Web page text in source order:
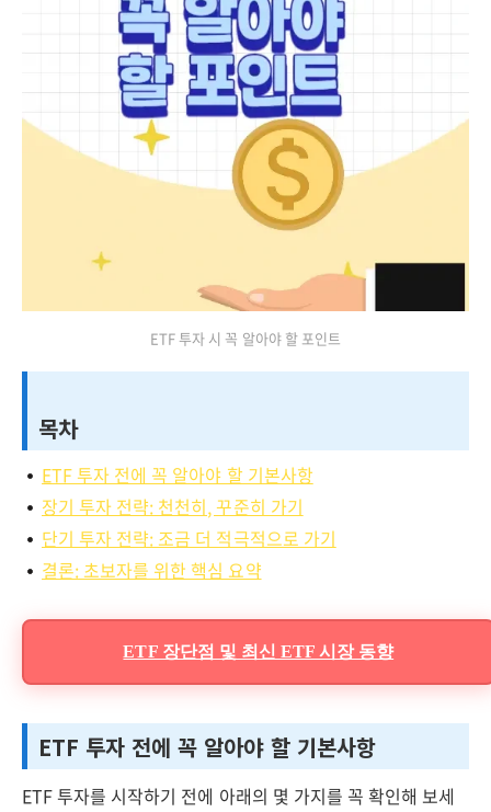
ETF 투자 시 꼭 알아야 할 포인트
목차
ETF 투자 전에 꼭 알아야 할 기본사항
장기 투자 전략: 천천히, 꾸준히 가기
단기 투자 전략: 조금 더 적극적으로 가기
결론: 초보자를 위한 핵심 요약
ETF 장단점 및 최신 ETF 시장 동향
ETF 투자 전에 꼭 알아야 할 기본사항
ETF 투자를 시작하기 전에 아래의 몇 가지를 꼭 확인해 보세